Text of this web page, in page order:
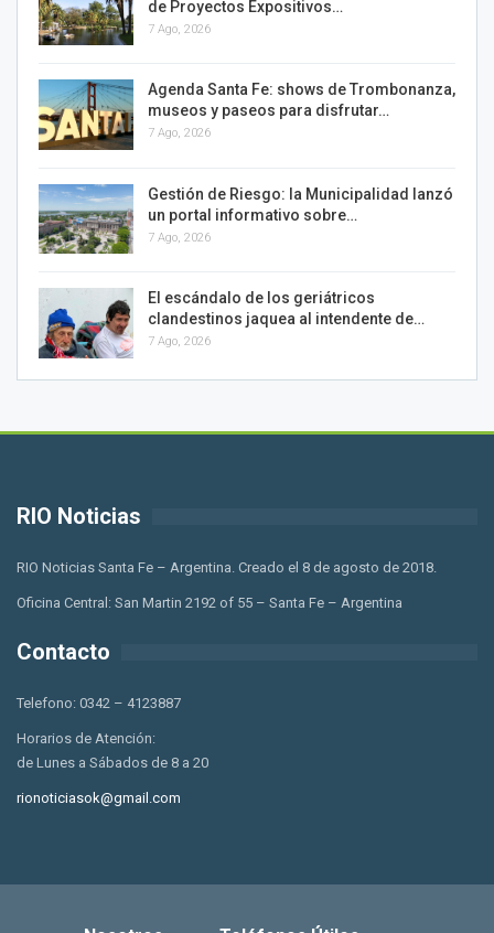
de Proyectos Expositivos…
7 Ago, 2026
Agenda Santa Fe: shows de Trombonanza,
museos y paseos para disfrutar…
7 Ago, 2026
Gestión de Riesgo: la Municipalidad lanzó
un portal informativo sobre…
7 Ago, 2026
El escándalo de los geriátricos
clandestinos jaquea al intendente de…
7 Ago, 2026
RIO Noticias
RIO Noticias Santa Fe – Argentina. Creado el 8 de agosto de 2018.
Oficina Central: San Martin 2192 of 55 – Santa Fe – Argentina
Contacto
Telefono: 0342 – 4123887
Horarios de Atención:
de Lunes a Sábados de 8 a 20
rionoticiasok@gmail.com